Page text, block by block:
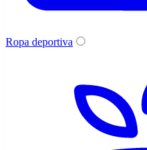
Ropa deportiva